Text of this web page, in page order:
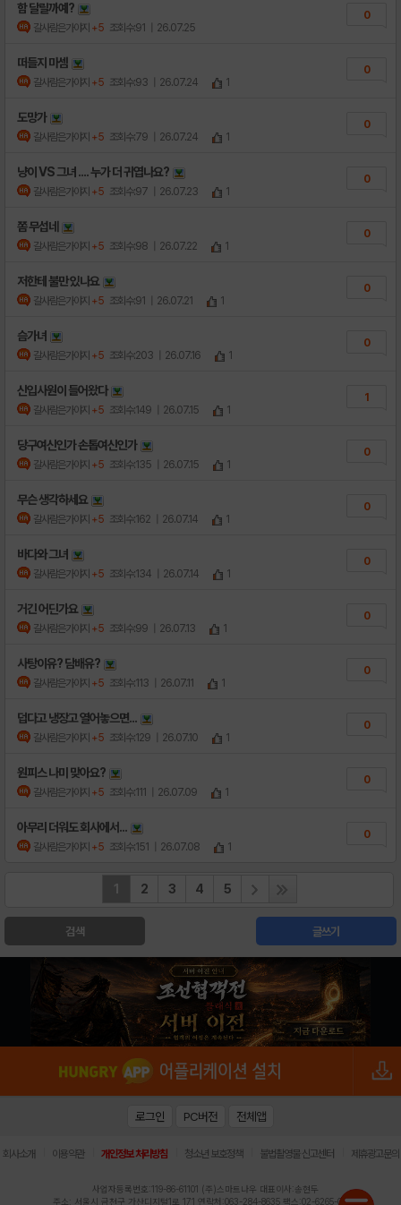
함 달릴까예?
갈사람은가야지 +5 조회수:91 | 26.07.25
0
떠들지 마셈
갈사람은가야지 +5 조회수:93 | 26.07.24 1
0
도망가
갈사람은가야지 +5 조회수:79 | 26.07.24 1
0
냥이 VS 그녀 .... 누가 더 귀엽나요?
갈사람은가야지 +5 조회수:97 | 26.07.23 1
0
쫌 무섭네
갈사람은가야지 +5 조회수:98 | 26.07.22 1
0
저한테 불만 있나요
갈사람은가야지 +5 조회수:91 | 26.07.21 1
0
슴가녀
갈사람은가야지 +5 조회수:203 | 26.07.16 1
0
신입사원이 들어왔다
갈사람은가야지 +5 조회수:149 | 26.07.15 1
1
당구여신인가 손톱여신인가
갈사람은가야지 +5 조회수:135 | 26.07.15 1
0
무슨 생각하세요
갈사람은가야지 +5 조회수:162 | 26.07.14 1
0
바다와 그녀
갈사람은가야지 +5 조회수:134 | 26.07.14 1
0
거긴 어딘가요
갈사람은가야지 +5 조회수:99 | 26.07.13 1
0
사탕이유? 담배유?
갈사람은가야지 +5 조회수:113 | 26.07.11 1
0
덥다고 냉장고 열어놓으면...
갈사람은가야지 +5 조회수:129 | 26.07.10 1
0
원피스 나미 맞아요?
갈사람은가야지 +5 조회수:111 | 26.07.09 1
0
아무리 더워도 회사에서...
갈사람은가야지 +5 조회수:151 | 26.07.08 1
0
1 2 3 4 5
검색 글쓰기
로그인 PC버전 전체앱
회사소개 이용약관 개인정보 처리방침 청소년 보호정책 불법촬영물 신고센터 제휴광고문의
사업자등록번호:119-86-61101 (주)스마트나우 대표이사:송현두
주소: 서울시 금천구 가산디지털1로 171 연락처:063-284-8635 팩스:02-6265-0377